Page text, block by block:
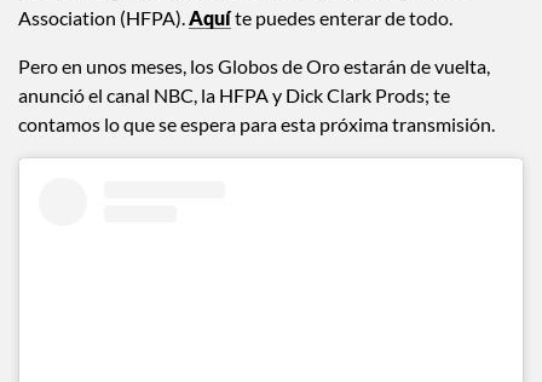
persona negra era parte de la Hollywood Foreign Press
Pero en unos meses, los Globos de Oro estarán de vuelta,
anunció el canal NBC, la HFPA y Dick Clark Prods; te